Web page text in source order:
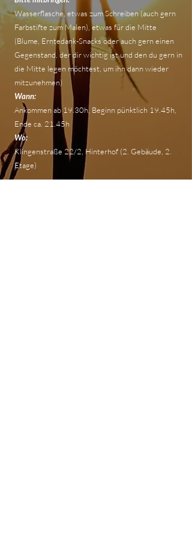
Wasserflasche, etwas zum Schreiben (auch gern
Farbstifte zum Malen), etwas für die Mitte
(Blume, Erntedank-Snacks oder auch gern einen
Gegenstand, der dir wichtig ist und den du gern in
die Mitte legen möchtest, um ihn dann wieder
mitzunehmen)​​
Wann:
Ankommen ab 19.30h, Beginn pünktlich 19.45h,
Ende ca. 21.45h
Wo:
Klingenstraße 22/2, Hinterhof (2. Gebäude, 2.
Etage)